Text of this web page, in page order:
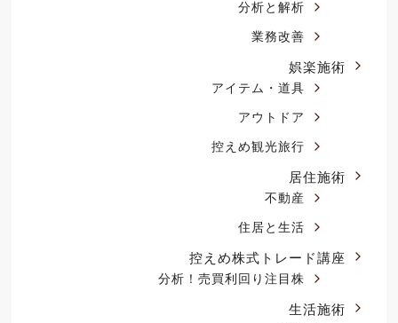
分析と解析
業務改善
娯楽施術
アイテム・道具
アウトドア
控えめ観光旅行
居住施術
不動産
住居と生活
控えめ株式トレード講座
分析！売買利回り注目株
生活施術